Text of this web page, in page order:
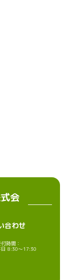
会
合わせ
時間：
日 8:30〜17:30